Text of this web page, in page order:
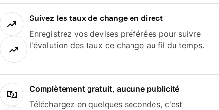
Suivez les taux de change en direct
Enregistrez vos devises préférées pour suivre
l'évolution des taux de change au fil du temps.
Complètement gratuit, aucune publicité
Téléchargez en quelques secondes, c'est